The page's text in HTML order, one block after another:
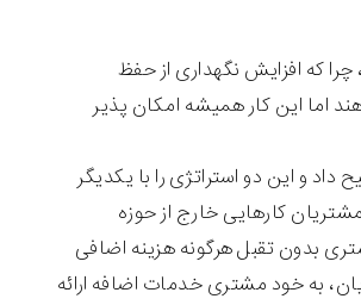
که افزایش نگهداری از حفظ
اما این کار همیشه امکان پذیر
و این دو استراتژی را با یکدیگر
کارهایی خارج از حوزه
بدون تقبل هرگونه هزینه اضافی
به خود مشتری خدمات اضافه ارائه